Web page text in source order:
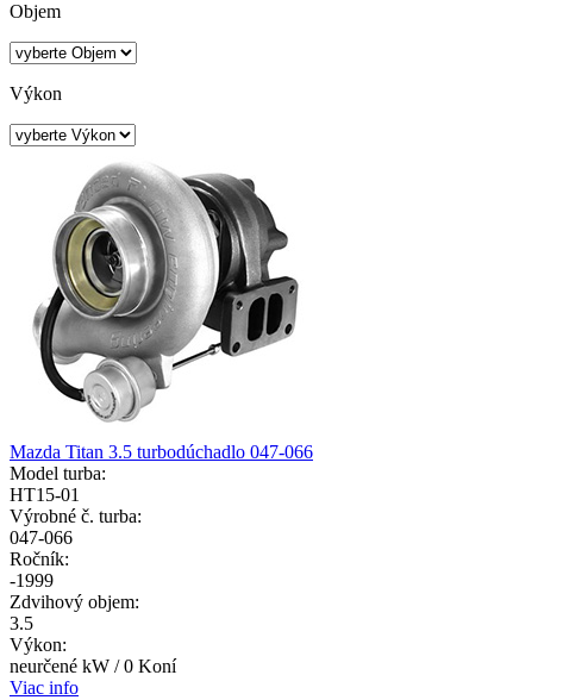
Objem
Výkon
Mazda Titan 3.5 turbodúchadlo 047-066
Model turba:
HT15-01
Výrobné č. turba:
047-066
Ročník:
-1999
Zdvihový objem:
3.5
Výkon:
neurčené kW / 0 Koní
Viac info